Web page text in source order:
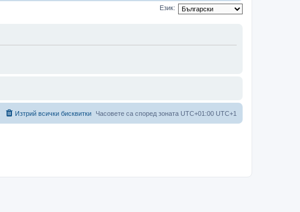
Език:
Часовете са според зоната UTC+01:00 UTC+1
Изтрий всички бисквитки